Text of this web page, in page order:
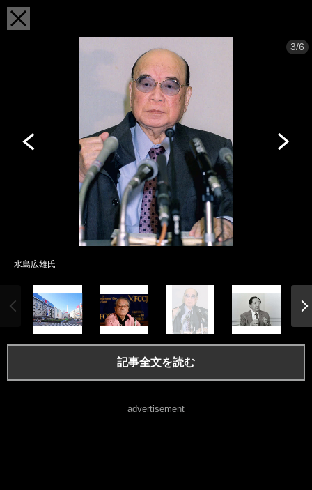
3/6
水島広雄氏
記事全文を読む
advertisement